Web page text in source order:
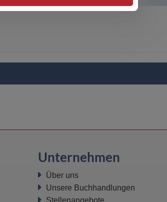
Unternehmen
Über uns
Unsere Buchhandlungen
Stellenangebote